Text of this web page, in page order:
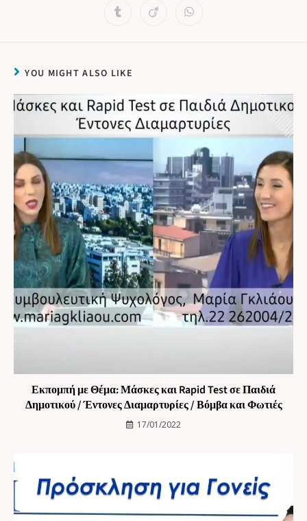
YOU MIGHT ALSO LIKE
Εκπομπή με Θέμα: Μάσκες και Rapid Test σε Παιδιά
Δημοτικού / Έντονες Διαμαρτυρίες / Βόμβα και Φωτιές
17/01/2022